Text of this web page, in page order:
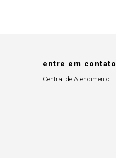
entre em contato
Central de Atendimento